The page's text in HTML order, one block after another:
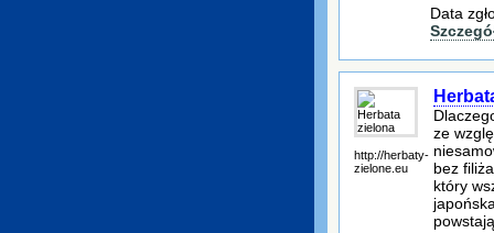
Data
http://herbaty-
zielone.eu
ze
bez
który